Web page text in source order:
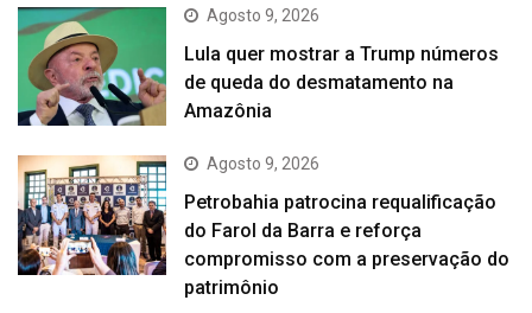
Agosto 9, 2026
Lula quer mostrar a Trump números
de queda do desmatamento na
Amazônia
Agosto 9, 2026
Petrobahia patrocina requalificação
do Farol da Barra e reforça
compromisso com a preservação do
patrimônio